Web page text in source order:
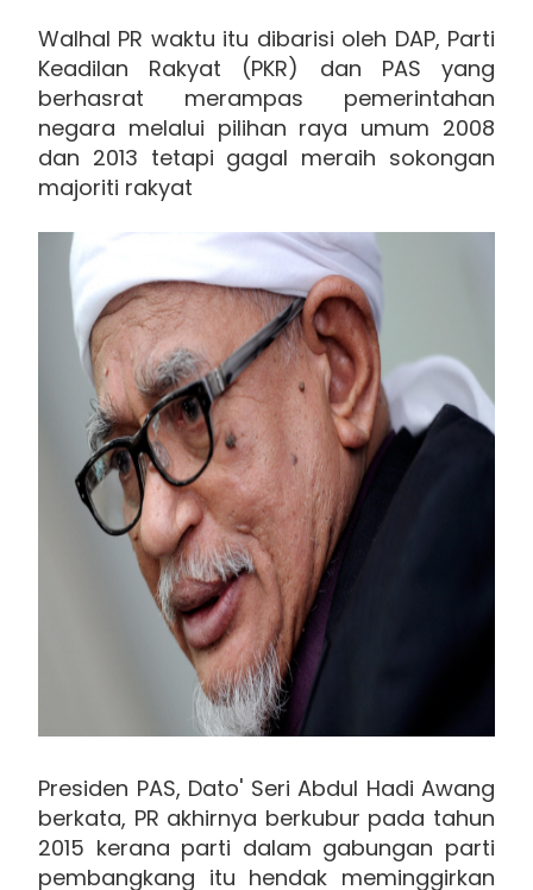
Walhal PR waktu itu dibarisi oleh DAP, Parti
Keadilan Rakyat (PKR) dan PAS yang
berhasrat merampas pemerintahan
negara melalui pilihan raya umum 2008
dan 2013 tetapi gagal meraih sokongan
majoriti rakyat
Presiden PAS, Dato' Seri Abdul Hadi Awang
berkata, PR akhirnya berkubur pada tahun
2015 kerana parti dalam gabungan parti
pembangkang itu hendak meminggirkan